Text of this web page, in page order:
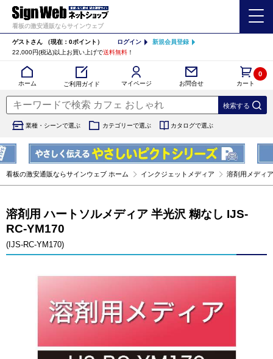
看板の激安通販ならサインウェブ
ゲストさん （現在：0ポイント） ログイン
新規会員登録
22,000円(税込)以上お買い上げで送料無料 ！
ホーム ご利用ガイド マイページ お問合せ カート
0
業種・シーンで選ぶ カテゴリーで選ぶ カタログで選ぶ
看板の激安通販ならサインウェブ ホーム インクジェットメディア 溶剤用メディア
溶剤用 ハートソルメディア 半光沢 糊なし IJS-
RC-YM170
(IJS-RC-YM170)